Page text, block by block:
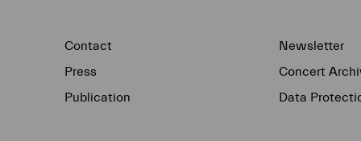
Contact
Press
Publication
Newsletter
Concert
Data